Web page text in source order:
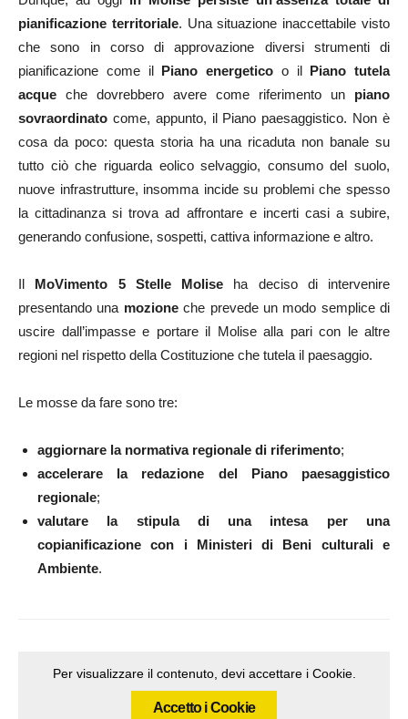
pianificazione territoriale. Una situazione inaccettabile visto
che sono in corso di approvazione diversi strumenti di
pianificazione come il Piano energetico o il Piano tutela
acque che dovrebbero avere come riferimento un piano
sovraordinato come, appunto, il Piano paesaggistico. Non è
cosa da poco: questa storia ha una ricaduta non banale su
tutto ciò che riguarda eolico selvaggio, consumo del suolo,
nuove infrastrutture, insomma incide su problemi che spesso
la cittadinanza si trova ad affrontare e incerti casi a subire,
generando confusione, sospetti, cattiva informazione e altro.
Il MoVimento 5 Stelle Molise ha deciso di intervenire
presentando una mozioneche prevede un modo semplice di
uscire dall’impasse e portare il Molise alla pari con le altre
regioni nel rispetto della Costituzione che tutela il paesaggio.
Le mosse da fare sono tre:
aggiornare la normativa regionale di riferimento;
accelerare la redazione del Piano paesaggistico
regionale;
valutare la stipula di una intesa per una
copianificazione con i Ministeri di Beni culturali e
Ambiente.
Per visualizzare il contenuto, devi accettare i Cookie.
Accetto i Cookie